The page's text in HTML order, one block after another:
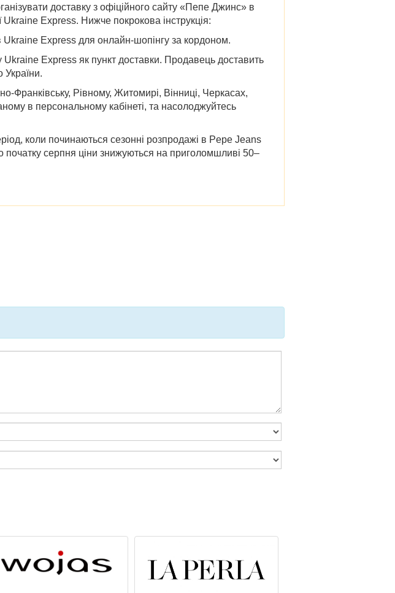
доставку з офіційного сайту «Пепе Джинс» в
Express. Нижче покрокова інструкція:
Ukraine Express для онлайн-шопінгу за кордоном.
Express як пункт доставки. Продавець доставить
Франківську, Рівному, Житомирі, Вінниці, Черкасах,
в персональному кабінеті, та насолоджуйтесь
коли починаються сезонні розпродажі в Pepe Jeans
серпня ціни знижуються на приголомшливі 50–